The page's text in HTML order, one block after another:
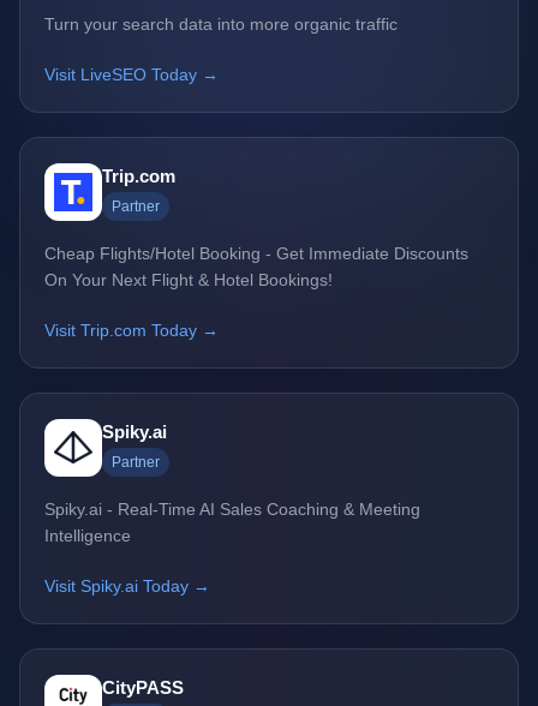
Turn your search data into more organic traffic
Visit LiveSEO Today →
Trip.com
Partner
Cheap Flights/Hotel Booking - Get Immediate Discounts
On Your Next Flight & Hotel Bookings!
Visit Trip.com Today →
Spiky.ai
Partner
Spiky.ai - Real-Time AI Sales Coaching & Meeting
Intelligence
Visit Spiky.ai Today →
CityPASS